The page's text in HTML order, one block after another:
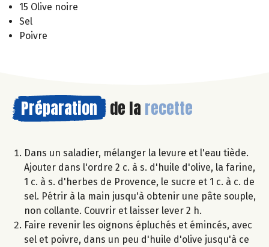
15 Olive noire
Sel
Poivre
Préparation de la recette
Dans un saladier, mélanger la levure et l'eau tiède.
Ajouter dans l'ordre 2 c. à s. d'huile d'olive, la farine,
1 c. à s. d'herbes de Provence, le sucre et 1 c. à c. de
sel. Pétrir à la main jusqu'à obtenir une pâte souple,
non collante. Couvrir et laisser lever 2 h.
Faire revenir les oignons épluchés et émincés, avec
sel et poivre, dans un peu d'huile d'olive jusqu'à ce